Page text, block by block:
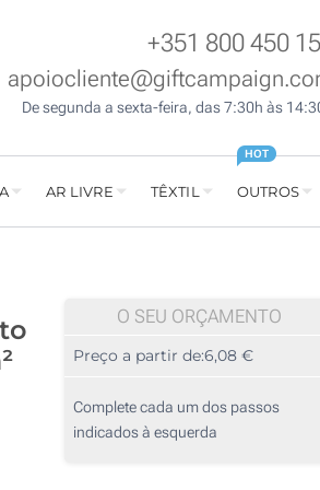
+351 800 450
De segunda a sexta-feira, das 7:30h às
AR LIVRE TÊXTIL OUTROS
HOT
O SEU ORÇAMENTO
Preço a partir de:6,08 €
Complete cada um dos passos
indicados à esquerda